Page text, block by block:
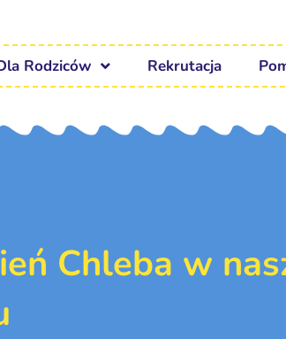
Rodziców Rekrutacja
Chleba w